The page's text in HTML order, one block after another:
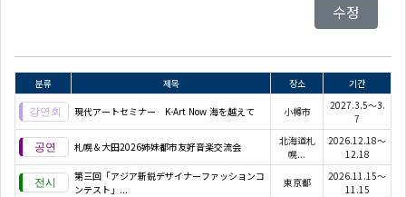
수정
분류 제목 장소 기간
現代アートセミナー K-Art Now 海を越えて 小樽市
2027.3.5～3.
7
札幌＆大田2026姉妹都市友好音楽交流会
北海道札
幌...
2026.12.18～
12.18
第三回「アジア新鋭デザイナーファッションコ
ンテスト」...
東京都
2026.11.15～
11.15